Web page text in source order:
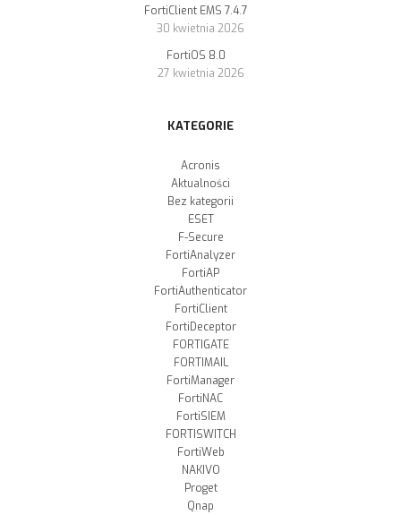
FortiClient EMS 7.4.7
30 kwietnia 2026
FortiOS 8.0
27 kwietnia 2026
KATEGORIE
Acronis
Aktualności
Bez kategorii
ESET
F-Secure
FortiAnalyzer
FortiAP
FortiAuthenticator
FortiClient
FortiDeceptor
FORTIGATE
FORTIMAIL
FortiManager
FortiNAC
FortiSIEM
FORTISWITCH
FortiWeb
NAKIVO
Proget
Qnap